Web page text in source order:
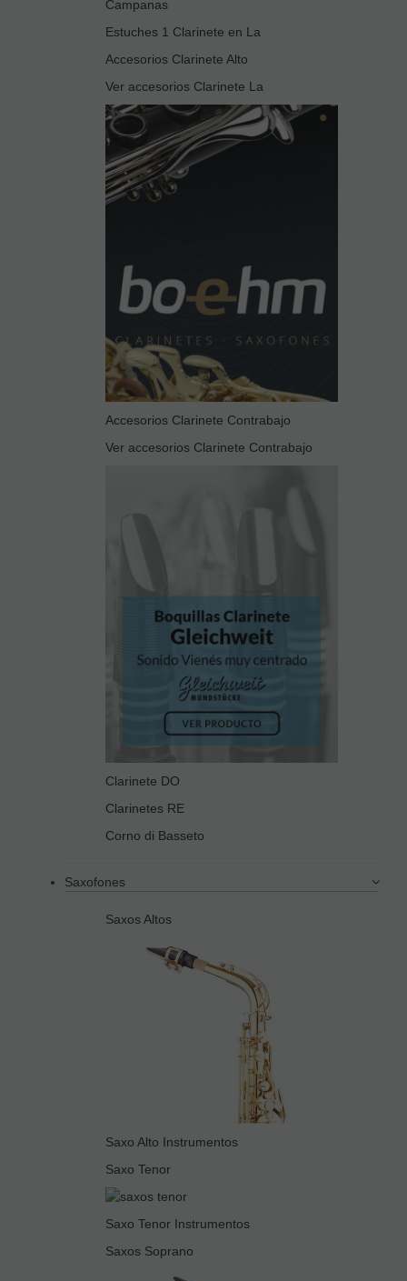
Campanas
Estuches 1 Clarinete en La
Accesorios Clarinete Alto
Ver accesorios Clarinete La
Accesorios Clarinete Contrabajo
Ver accesorios Clarinete Contrabajo
Clarinete DO
Clarinetes RE
Corno di Basseto
Saxofones
Saxos Altos
Saxo Alto Instrumentos
Saxo Tenor
Saxo Tenor Instrumentos
Saxos Soprano